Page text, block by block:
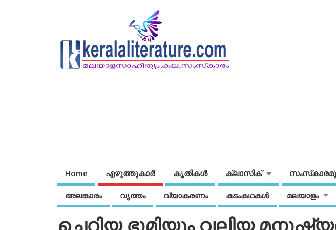
Home എഴുത്തുകാര്‍ കൃതികൾ ക്ലാസിക്
അലങ്കാരം വൃത്തം വ്യാകരണം കടംകഥകള്‍ മലയാളം